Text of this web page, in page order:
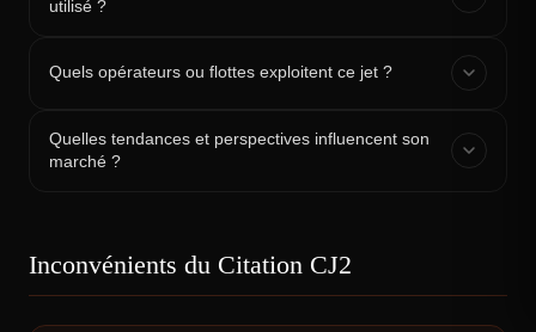
utilisé ?
Quels opérateurs ou flottes exploitent ce jet ?
Quelles tendances et perspectives influencent son
marché ?
Inconvénients du Citation CJ2